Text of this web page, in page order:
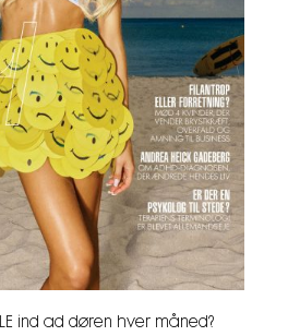
ind ad døren hver måned?